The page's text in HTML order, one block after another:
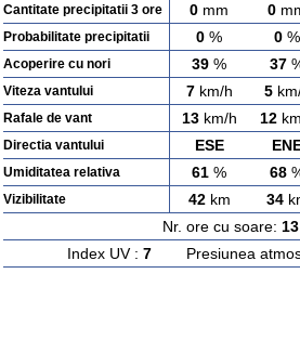
Cantitate precipitatii 3 ore 0 mm 0
Probabilitate precipitatii 0 % 0 %
Acoperire cu nori 39 % 37
Viteza vantului 7km/h 5
Rafale de vant 13km/h 12
Directia vantului ESE
Umiditatea relativa 61 % 68
Vizibilitate 42km 34
Nr. ore cu soare: 13
Index UV : 7Presiunea